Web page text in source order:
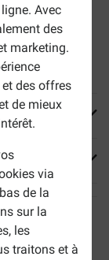
Avec
des
marketing.
des offres
de mieux
via
de la
sur la
les
traitons et à
essentiels